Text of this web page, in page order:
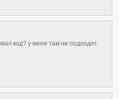
код? у меня там не подходит.